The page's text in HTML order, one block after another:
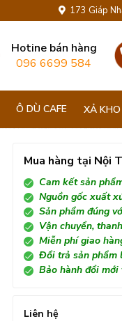
173 Giáp
Hotine bán hàng
096 6699 584
Ô DÙ CAFE XẢ KHO
Mua hàng tại Nội
Cam kết sản
Nguồn gốc xuất
Sản phẩm đúng
Vận chuyển,
Miễn phí giao
Đổi trả sản phẩm
Bảo hành đổi mới
Liên hệ